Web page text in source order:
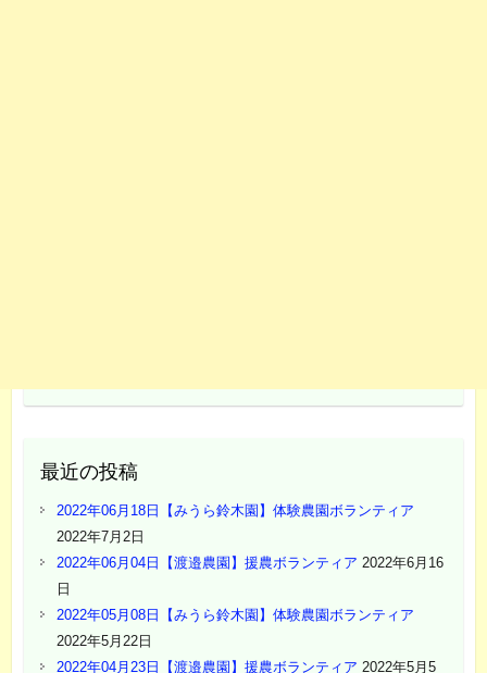
最近の投稿
2022年06月18日【みうら鈴木園】体験農園ボランティア
2022年7月2日
2022年06月04日【渡邉農園】援農ボランティア 2022年6月16
日
2022年05月08日【みうら鈴木園】体験農園ボランティア
2022年5月22日
2022年04月23日【渡邉農園】援農ボランティア 2022年5月5